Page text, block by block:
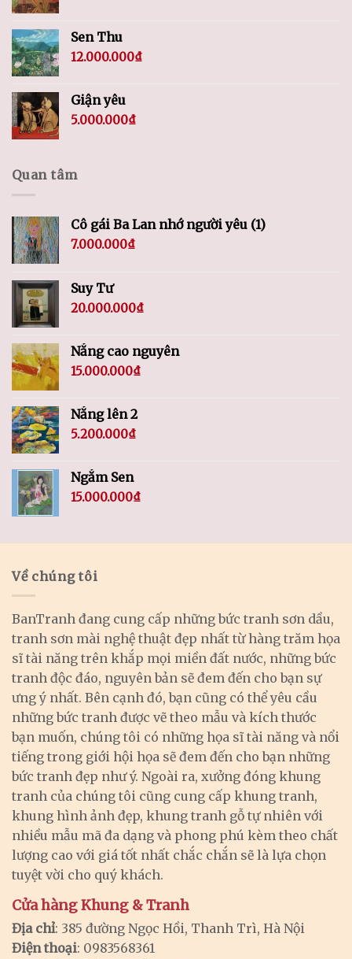
Sen Thu
12.000.000₫
Giận yêu
5.000.000₫
Quan tâm
Cô gái Ba Lan nhớ người yêu (1)
7.000.000₫
Suy Tư
20.000.000₫
Nắng cao nguyên
15.000.000₫
Nắng lên 2
5.200.000₫
Ngắm Sen
15.000.000₫
Về chúng tôi
BanTranh đang cung cấp những bức tranh sơn dầu,
tranh sơn mài nghệ thuật đẹp nhất từ hàng trăm họa
sĩ tài năng trên khắp mọi miền đất nước, những bức
tranh độc đáo, nguyên bản sẽ đem đến cho bạn sự
ưng ý nhất. Bên cạnh đó, bạn cũng có thể yêu cầu
những bức tranh được vẽ theo mẫu và kích thước
bạn muốn, chúng tôi có những họa sĩ tài năng và nổi
tiếng trong giới hội họa sẽ đem đến cho bạn những
bức tranh đẹp như ý. Ngoài ra, xưởng đóng khung
tranh của chúng tôi cũng cung cấp khung tranh,
khung hình ảnh đẹp, khung tranh gỗ tự nhiên với
nhiều mẫu mã đa dạng và phong phú kèm theo chất
lượng cao với giá tốt nhất chắc chắn sẽ là lựa chọn
tuyệt vời cho quý khách.
Cửa hàng Khung & Tranh
Địa chỉ: 385 đường Ngọc Hồi, Thanh Trì, Hà Nội
Điện thoại: 0983568361